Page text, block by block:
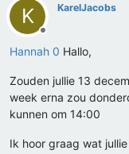
K
Offline
KarelJacobs
Hannah 0 Hallo,
Zouden jullie 13
week erna zou
kunnen om 14:00
Ik hoor graag wat